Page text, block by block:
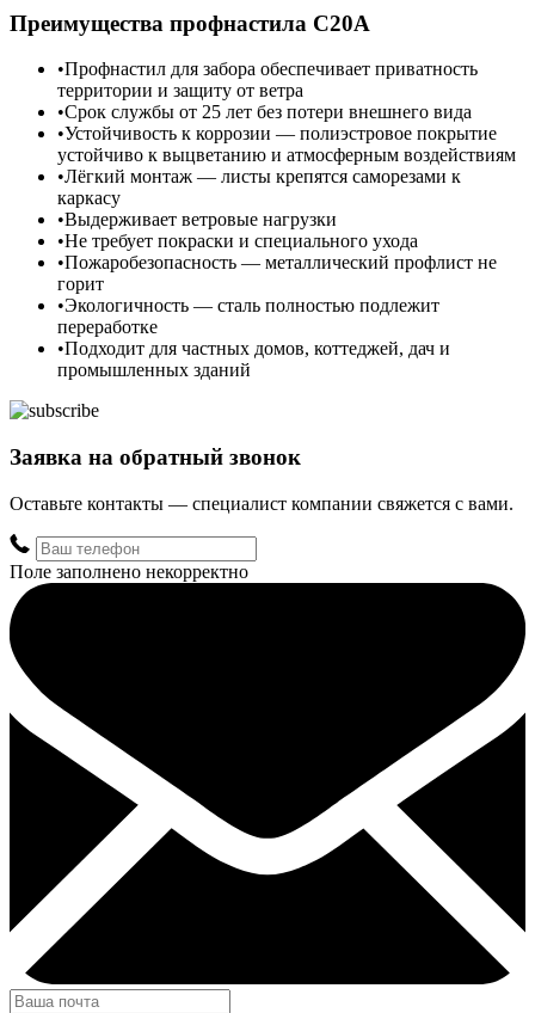
Преимущества профнастила С20А
Профнастил для забора обеспечивает приватность
территории и защиту от ветра
Срок службы от 25 лет без потери внешнего вида
Устойчивость к коррозии — полиэстровое покрытие
устойчиво к выцветанию и атмосферным воздействиям
Лёгкий монтаж — листы крепятся саморезами к
каркасу
Выдерживает ветровые нагрузки
Не требует покраски и специального ухода
Пожаробезопасность — металлический профлист не
горит
Экологичность — сталь полностью подлежит
переработке
Подходит для частных домов, коттеджей, дач и
промышленных зданий
Заявка на обратный звонок
Оставьте контакты — специалист компании свяжется с вами.
Поле заполнено некорректно